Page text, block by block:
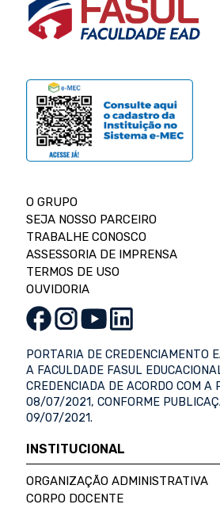
O GRUPO
SEJA NOSSO PARCEIRO
TRABALHE CONOSCO
ASSESSORIA DE IMPRENSA
TERMOS DE USO
OUVIDORIA
PORTARIA DE CREDENCIAMENTO
A FACULDADE FASUL
CREDENCIADA DE ACORDO COM A
08/07/2021, CONFORME
09/07/2021.
INSTITUCIONAL
ORGANIZAÇÃO ADMINISTRATIVA
CORPO DOCENTE